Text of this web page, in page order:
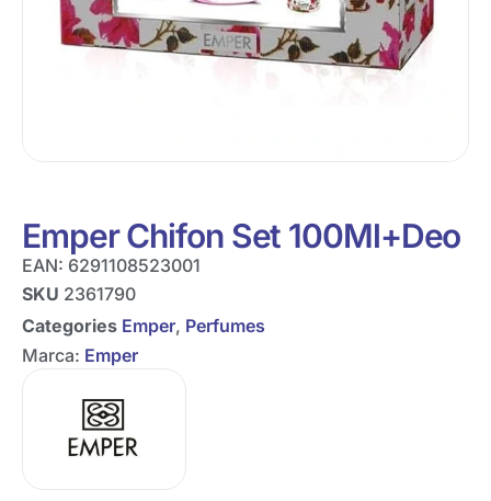
Emper Chifon Set 100Ml+Deo
EAN: 6291108523001
SKU 2361790
Categories Emper, Perfumes
Marca: Emper